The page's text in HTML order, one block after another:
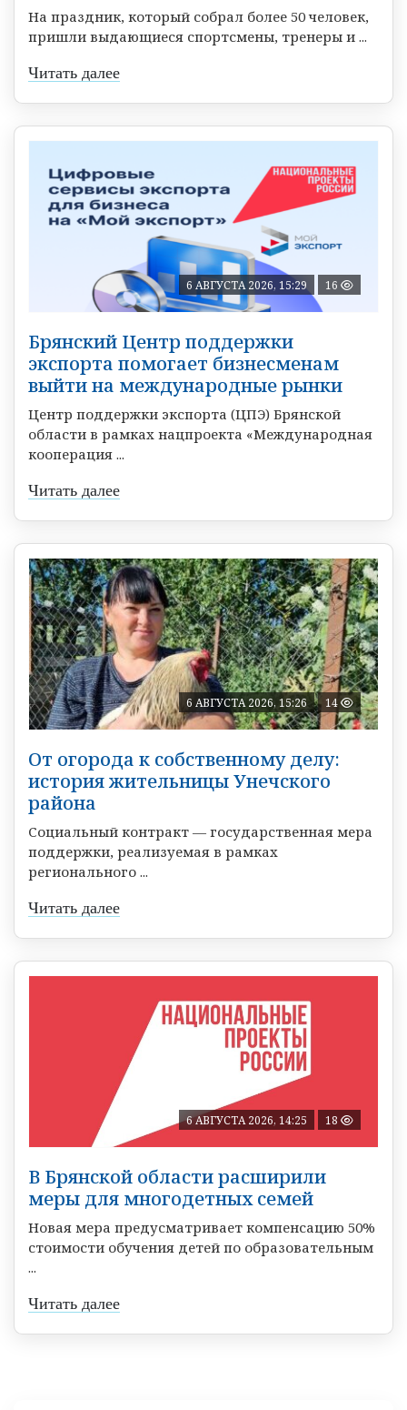
На праздник, который собрал более 50 человек,
пришли выдающиеся спортсмены, тренеры и ...
Читать далее
6 АВГУСТА 2026, 15:29 16
Брянский Центр поддержки
экспорта помогает бизнесменам
выйти на международные рынки
Центр поддержки экспорта (ЦПЭ) Брянской
области в рамках нацпроекта «Международная
кооперация ...
Читать далее
6 АВГУСТА 2026, 15:26 14
От огорода к собственному делу:
история жительницы Унечского
района
Социальный контракт — государственная мера
поддержки, реализуемая в рамках
регионального ...
Читать далее
6 АВГУСТА 2026, 14:25 18
В Брянской области расширили
меры для многодетных семей
Новая мера предусматривает компенсацию 50%
стоимости обучения детей по образовательным
...
Читать далее